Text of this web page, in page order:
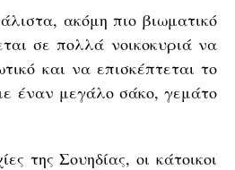
ακόμη πιο βιωματικό
σε πολλά νοικοκυριά να
και να επισκέπτεται το
έναν μεγάλο σάκο, γεμάτο
της Σουηδίας, οι κάτοικοι